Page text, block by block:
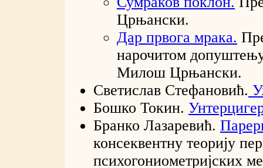
Црњански.
Дар првога мрака.
нарочитом
Милош Црњански.
Светислав Стефановић.
Бошко Токин.
Бранко Лазаревић.
консеквентну теорију
психогониометријских